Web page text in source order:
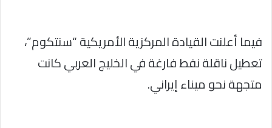
فيما أعلنت القيادة المركزية الأمريكية “سنتكوم”،
تعطيل ناقلة نفط فارغة في الخليج العربي كانت
متجهة نحو ميناء إيراني.